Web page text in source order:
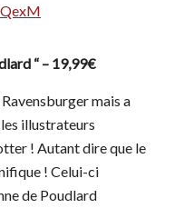
“ – 19,99€
mais a
illustrateurs
! Autant dire que le
! Celui-ci
de Poudlard